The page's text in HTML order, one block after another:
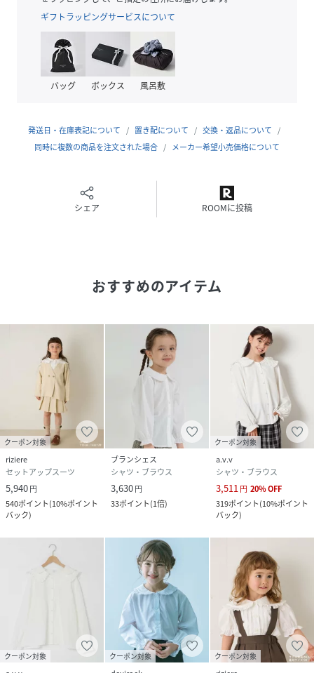
って色差が出る場合がございますのでご注意ください。
性別タイプ キッズ
中国
サイズ 90、100、110、120、130、140、150
)
ギフトラッピングサービスについて
バッグ ボックス 風呂敷
発送日・在庫表記について 置き配について
交換・返品について
同時に複数の商品を注文された場合
メーカー希望小売価格について
シェア ROOMに投稿
おすすめのアイテム
クーポン対象
riziere
セットアップスーツ
5,940円
540ポイント(10%ポイント
バック)
ブランシェス
シャツ・ブラウス
3,630円
33ポイント(1倍)
クーポン対象
a.v.v
シャツ・ブラウス
3,511円 20%OFF
319ポイント(10%ポイント
バック)
クーポン対象 クーポン対象 クーポン対象